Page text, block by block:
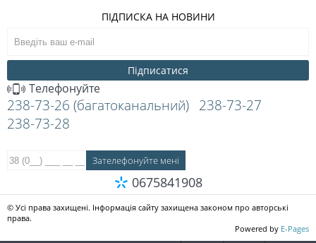
ПІДПИСКА НА НОВИНИ
Підписатися
Телефонуйте
238-73-26 (багатоканальний) 238-73-27
238-73-28
0675841908
© Усі права захищені. Інформація сайту захищена законом про авторські
права.
Powered by E-Pages